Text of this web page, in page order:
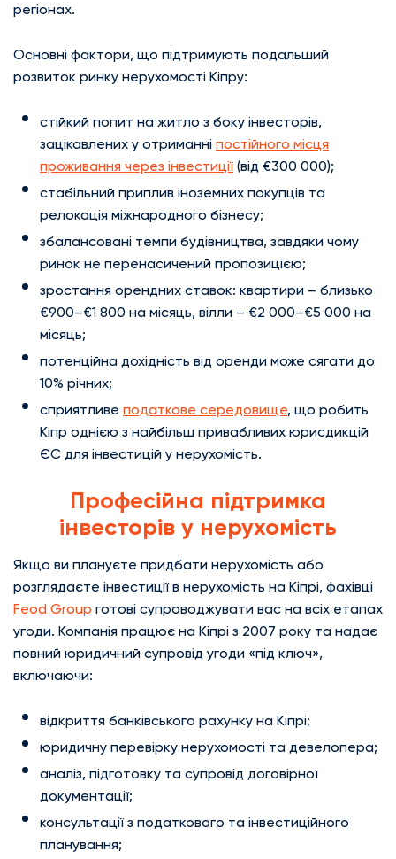
регіонах.
Основні фактори, що підтримують подальший
розвиток ринку нерухомості Кіпру:
стійкий попит на житло з боку інвесторів,
зацікавлених у отриманні постійного місця
проживання через інвестиції (від €300 000);
стабільний приплив іноземних покупців та
релокація міжнародного бізнесу;
збалансовані темпи будівництва, завдяки чому
ринок не перенасичений пропозицією;
зростання орендних ставок: квартири – близько
€900–€1 800 на місяць, вілли – €2 000–€5 000 на
місяць;
потенційна дохідність від оренди може сягати до
10% річних;
сприятливе податкове середовище, що робить
Кіпр однією з найбільш привабливих юрисдикцій
ЄС для інвестицій у нерухомість.
Професійна підтримка
інвесторів у нерухомість
Якщо ви плануєте придбати нерухомість або
розглядаєте інвестиції в нерухомість на Кіпрі, фахівці
Feod Group готові супроводжувати вас на всіх етапах
угоди. Компанія працює на Кіпрі з 2007 року та надає
повний юридичний супровід угоди «під ключ»,
включаючи:
відкриття банківського рахунку на Кіпрі;
юридичну перевірку нерухомості та девелопера;
аналіз, підготовку та супровід договірної
документації;
консультації з податкового та інвестиційного
планування;